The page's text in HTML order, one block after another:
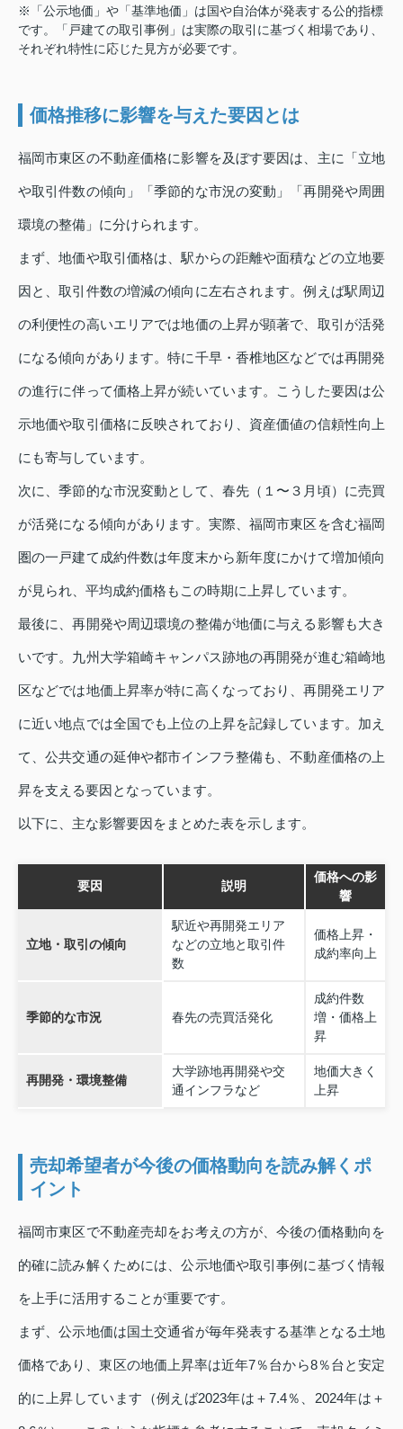
※「公示地価」や「基準地価」は国や自治体が発表する公的指標
です。「戸建ての取引事例」は実際の取引に基づく相場であり、
それぞれ特性に応じた見方が必要です。
価格推移に影響を与えた要因とは
福岡市東区の不動産価格に影響を及ぼす要因は、主に「立地
や取引件数の傾向」「季節的な市況の変動」「再開発や周囲
環境の整備」に分けられます。
まず、地価や取引価格は、駅からの距離や面積などの立地要
因と、取引件数の増減の傾向に左右されます。例えば駅周辺
の利便性の高いエリアでは地価の上昇が顕著で、取引が活発
になる傾向があります。特に千早・香椎地区などでは再開発
の進行に伴って価格上昇が続いています。こうした要因は公
示地価や取引価格に反映されており、資産価値の信頼性向上
にも寄与しています。
次に、季節的な市況変動として、春先（１〜３月頃）に売買
が活発になる傾向があります。実際、福岡市東区を含む福岡
圏の一戸建て成約件数は年度末から新年度にかけて増加傾向
が見られ、平均成約価格もこの時期に上昇しています。
最後に、再開発や周辺環境の整備が地価に与える影響も大き
いです。九州大学箱崎キャンパス跡地の再開発が進む箱崎地
区などでは地価上昇率が特に高くなっており、再開発エリア
に近い地点では全国でも上位の上昇を記録しています。加え
て、公共交通の延伸や都市インフラ整備も、不動産価格の上
昇を支える要因となっています。
以下に、主な影響要因をまとめた表を示します。
要因 説明
価格への影
響
立地・取引の傾向
駅近や再開発エリア
などの立地と取引件
数
価格上昇・
成約率向上
季節的な市況 春先の売買活発化
成約件数
増・価格上
昇
再開発・環境整備
大学跡地再開発や交
通インフラなど
地価大きく
上昇
売却希望者が今後の価格動向を読み解くポ
イント
福岡市東区で不動産売却をお考えの方が、今後の価格動向を
的確に読み解くためには、公示地価や取引事例に基づく情報
を上手に活用することが重要です。
まず、公示地価は国土交通省が毎年発表する基準となる土地
価格であり、東区の地価上昇率は近年7％台から8％台と安定
的に上昇しています（例えば2023年は＋7.4％、2024年は＋